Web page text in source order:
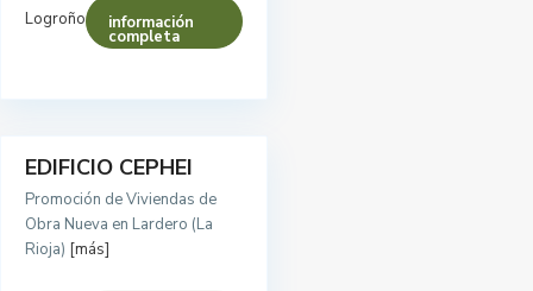
Logroño información
completa
Disponible
EDIFICIO CEPHEI
Promoción de Viviendas de
Obra Nueva en Lardero (La
Rioja) [más]